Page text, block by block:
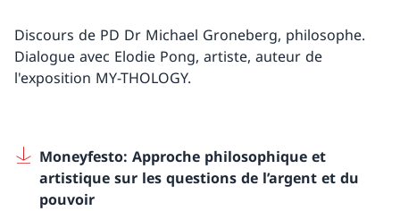
Discours de PD Dr Michael Groneberg, philosophe.
Dialogue avec Elodie Pong, artiste, auteur de
l'exposition MY-THOLOGY.
Moneyfesto: Approche philosophique et
artistique sur les questions de l’argent et du
pouvoir